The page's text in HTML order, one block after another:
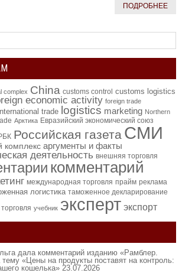
ПОДРОБНЕЕ
complex China customs control customs logistics
economic activity foreign trade
trade logistics marketing Northern
Арктика Евразийский экономический союз
Российская газета СМИ
комплекс аргументы и факты
деятельность внешняя торговля
комментарий
международная торговля прайм реклама
логистика таможенное декларирование
торговля учебник эксперт экспорт
дала комментарий изданию «Рамблер.
«Цены на продукты поставят на контроль:
кошелька» 23.07.2026